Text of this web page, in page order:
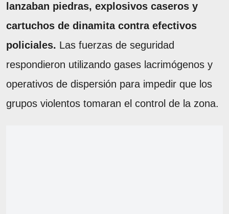
lanzaban piedras, explosivos caseros y
cartuchos de dinamita contra efectivos
policiales. Las fuerzas de seguridad
respondieron utilizando gases lacrimógenos y
operativos de dispersión para impedir que los
grupos violentos tomaran el control de la zona.